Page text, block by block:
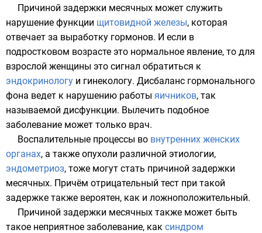
Причиной задержки месячных может служить
нарушение функции щитовидной железы, которая
отвечает за выработку гормонов. И если в
подростковом возрасте это нормальное явление, то для
взрослой женщины это сигнал обратиться к
эндокринологу и гинекологу. Дисбаланс гормонального
фона ведет к нарушению работы яичников, так
называемой дисфункции. Вылечить подобное
заболевание может только врач.
Воспалительные процессы во внутренних женских
органах, а также опухоли различной этиологии,
эндометриоз, тоже могут стать причиной задержки
месячных. Причём отрицательный тест при такой
задержке также вероятен, как и ложноположительный.
Причиной задержки месячных также может быть
такое неприятное заболевание, как синдром